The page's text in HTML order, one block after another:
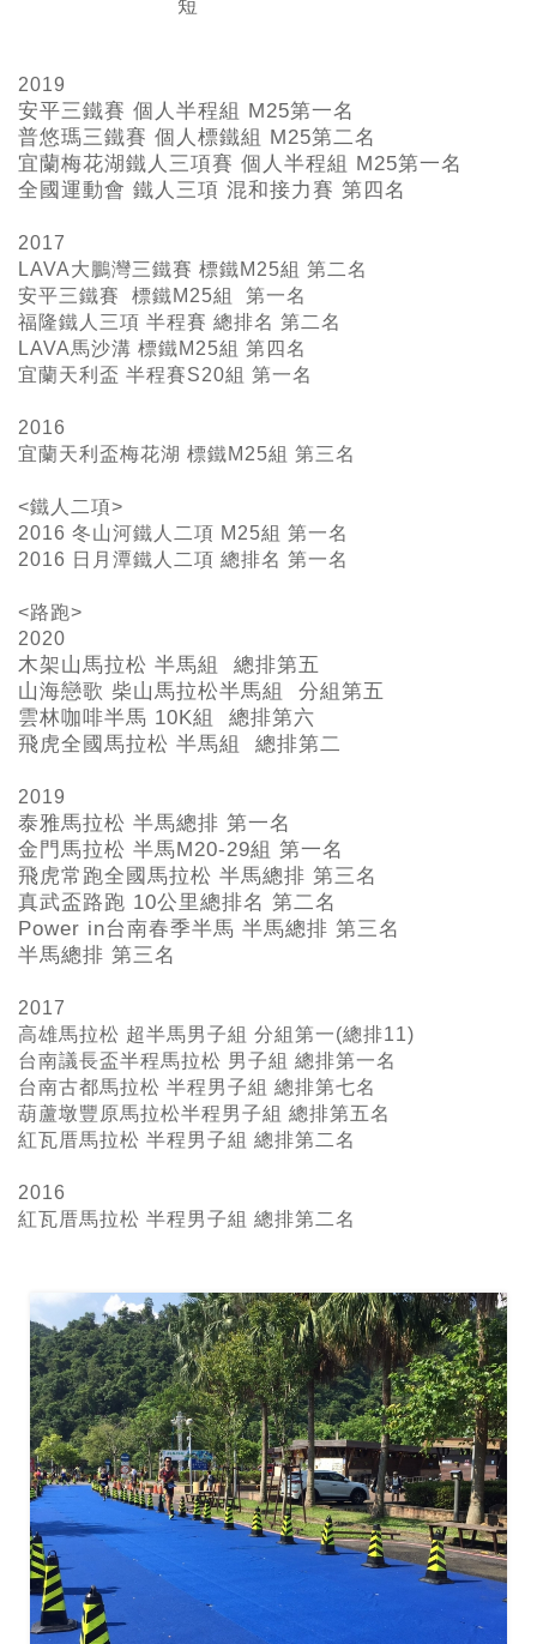
短
2019
安平三鐵賽 個人半程組 M25第一名
普悠瑪三鐵賽 個人標鐵組 M25第二名
宜蘭梅花湖鐵人三項賽 個人半程組 M25第一名
全國運動會 鐵人三項 混和接力賽 第四名
2017
LAVA大鵬灣三鐵賽 標鐵M25組 第二名
安平三鐵賽 標鐵M25組 第一名
福隆鐵人三項 半程賽 總排名 第二名
LAVA馬沙溝 標鐵M25組 第四名
宜蘭天利盃 半程賽S20組 第一名
2016
宜蘭天利盃梅花湖 標鐵M25組 第三名
<鐵人二項>
2016 冬山河鐵人二項 M25組 第一名
2016 日月潭鐵人二項 總排名 第一名
<路跑>
2020
木架山馬拉松 半馬組 總排第五
山海戀歌 柴山馬拉松半馬組 分組第五
雲林咖啡半馬 10K組 總排第六
飛虎全國馬拉松 半馬組 總排第二
2019
泰雅馬拉松 半馬總排 第一名
金門馬拉松 半馬M20-29組 第一名
飛虎常跑全國馬拉松 半馬總排 第三名
真武盃路跑 10公里總排名 第二名
Power in台南春季半馬 半馬總排 第三名
半馬總排 第三名
2017
高雄馬拉松 超半馬男子組 分組第一(總排11)
台南議長盃半程馬拉松 男子組 總排第一名
台南古都馬拉松 半程男子組 總排第七名
葫蘆墩豐原馬拉松半程男子組 總排第五名
紅瓦厝馬拉松 半程男子組 總排第二名
2016
紅瓦厝馬拉松 半程男子組 總排第二名